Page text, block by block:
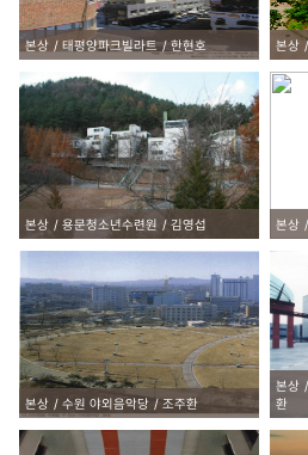
본상 태평양파크빌라트 한현호 본상
본상 용문청소년수련원 김영섭 본상
본상 수원 야외음악당 조주환
본상
환